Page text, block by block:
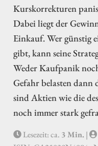
Kurskorrekturen
Dabei liegt der
Einkauf. Wer günstig
gibt, kann seine
Weder Kaufpanik
Gefahr belasten dann
sind Aktien wie die
noch immer stark
Lesezeit: ca. 3 Min. |